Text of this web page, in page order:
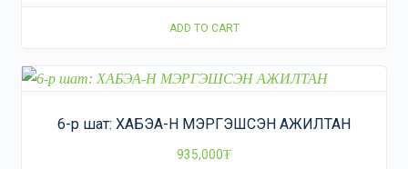
ADD TO CART
6-р шат: ХАБЭА-Н МЭРГЭШСЭН АЖИЛТАН
935,000₮